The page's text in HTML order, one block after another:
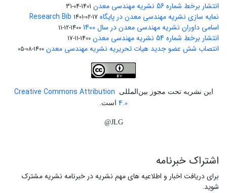
انتشار برخط شماره 56 نشریه مهندسی معدن 1401-04-31
نمایه سازی نشریه مهندسی معدن در پایگاه Research Bib 1401-02-17
اسامی داوران نشریه مهندسی معدن در سال 1400 1400-12-11
انتشار برخط شماره 54 نشریه مهندسی معدن 1400-11-17
انتصاب شش عضو جدید هیات تحریریه نشریه مهندسی معدن 1400-08-05
این نشریه تحت مجوز بین‌المللی
Creative Commons Attribution
4.0 است.
JLG@
اشتراک خبرنامه
برای دریافت اخبار و اطلاعیه های مهم نشریه در خبرنامه نشریه مشترک
شوید.